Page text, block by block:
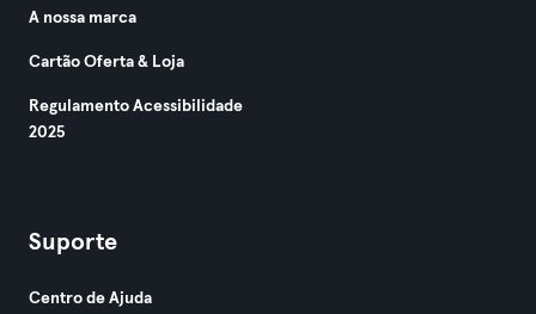
A nossa marca
Cartão Oferta & Loja
Regulamento Acessibilidade
2025
Suporte
Centro de Ajuda